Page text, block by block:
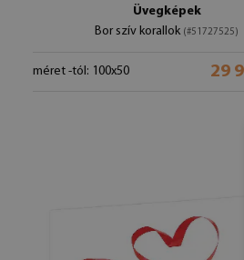
Üvegképek
Bor szív korallok (#51727525)
méret -tól: 100x50 29